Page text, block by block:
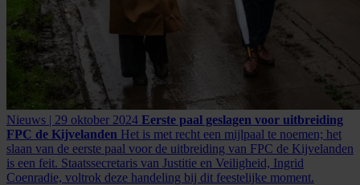
Nieuws | 29 oktober 2024 Eerste paal geslagen voor uitbreiding
FPC de Kijvelanden Het is met recht een mijlpaal te noemen; het
slaan van de eerste paal voor de uitbreiding van FPC de Kijvelanden
is een feit. Staatssecretaris van Justitie en Veiligheid, Ingrid
Coenradie, voltrok deze handeling bij dit feestelijke moment.